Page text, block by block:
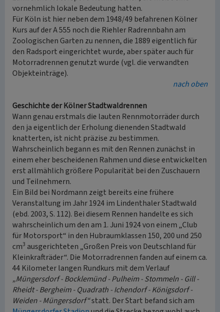
vornehmlich lokale Bedeutung hatten.
Für Köln ist hier neben dem 1948/49 befahrenen Kölner
Kurs auf der A 555 noch die Riehler Radrennbahn am
Zoologischen Garten zu nennen, die 1889 eigentlich für
den Radsport eingerichtet wurde, aber später auch für
Motorradrennen genutzt wurde (vgl. die verwandten
Objekteinträge).
nach oben
Geschichte der Kölner Stadtwaldrennen
Wann genau erstmals die lauten Rennmotorräder durch
den ja eigentlich der Erholung dienenden Stadtwald
knatterten, ist nicht präzise zu bestimmen.
Wahrscheinlich begann es mit den Rennen zunächst in
einem eher bescheidenen Rahmen und diese entwickelten
erst allmählich größere Popularität bei den Zuschauern
und Teilnehmern.
Ein Bild bei Nordmann zeigt bereits eine frühere
Veranstaltung im Jahr 1924 im Lindenthaler Stadtwald
(ebd. 2003, S. 112). Bei diesem Rennen handelte es sich
wahrscheinlich um den am 1. Juni 1924 von einem „Club
für Motorsport“ in den Hubraumklassen 150, 200 und 250
cm3 ausgerichteten „Großen Preis von Deutschland für
Kleinkrafträder“. Die Motorradrennen fanden auf einem ca.
44 Kilometer langen Rundkurs mit dem Verlauf
„Müngersdorf - Bocklemünd - Pulheim - Stommeln - Gill -
Rheidt - Bergheim - Quadrath - Ichendorf - Königsdorf -
Weiden - Müngersdorf“statt. Der Start befand sich am